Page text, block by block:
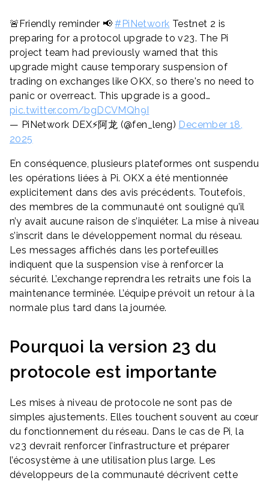
🚨Friendly reminder 📢#PiNetwork Testnet 2 is
preparing for a protocol upgrade to v23. The Pi
project team had previously warned that this
upgrade might cause temporary suspension of
trading on exchanges like OKX, so there's no need to
panic or overreact. This upgrade is a good…
pic.twitter.com/bgDCVMQh9I
— PiNetwork DEX⚡️阿龙 (@fen_leng) December 18,
2025
En conséquence, plusieurs plateformes ont suspendu
les opérations liées à Pi. OKX a été mentionnée
explicitement dans des avis précédents. Toutefois,
des membres de la communauté ont souligné qu’il
n’y avait aucune raison de s’inquiéter. La mise à niveau
s’inscrit dans le développement normal du réseau.
Les messages affichés dans les portefeuilles
indiquent que la suspension vise à renforcer la
sécurité. L’exchange reprendra les retraits une fois la
maintenance terminée. L’équipe prévoit un retour à la
normale plus tard dans la journée.
Pourquoi la version 23 du
protocole est importante
Les mises à niveau de protocole ne sont pas de
simples ajustements. Elles touchent souvent au cœur
du fonctionnement du réseau. Dans le cas de Pi, la
v23 devrait renforcer l’infrastructure et préparer
l’écosystème à une utilisation plus large. Les
développeurs de la communauté décrivent cette